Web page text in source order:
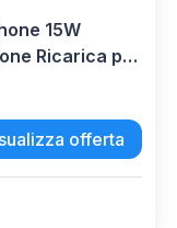
15W
Ricarica per
iPhone
offerta